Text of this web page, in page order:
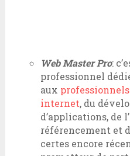
Web Master Pro:
professionnel
aux
internet, du
d’applications, de
référencement et
certes encore